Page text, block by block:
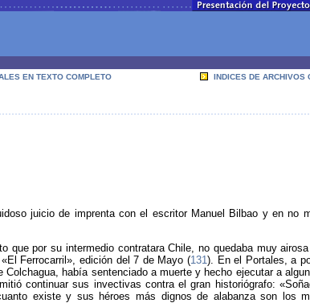
EN TEXTO COMPLETO INDICES DE ARCHIVOS
juicio de imprenta con el escritor Manuel Bilbao y en no
por su intermedio contratara Chile, no quedaba muy
Ferrocarril», edición del 7 de Mayo (131). En el Portales, a
había sentenciado a muerte y hecho ejecutar a
continuar sus invectivas contra el gran historiógrafo:
existe y sus héroes más dignos de alabanza son los